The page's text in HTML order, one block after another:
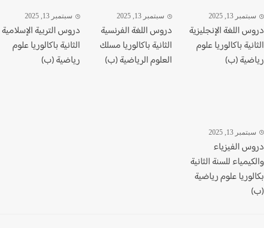
13, 2025
اللغة الإنجليزية
باكالوريا علوم
(ب)
سبتمبر 13, 2025
دروس اللغة الفرنسية
الثانية باكالوريا مسلك
العلوم الرياضية (ب)
سبتمبر 13, 2025
دروس التربية الإسلامية
الثانية باكالوريا علوم
رياضية (ب)
13, 2025
الفيزياء
للسنة الثانية
علوم رياضية